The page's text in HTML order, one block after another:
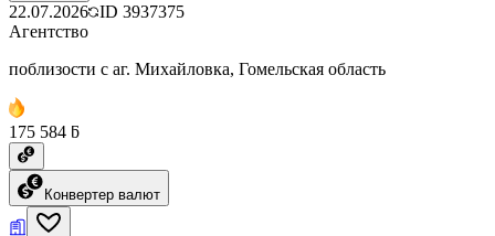
22.07.2026 ID 3937375
Агентство
поблизости с аг. Михайловка, Гомельская область
175 584 ƃ
Конвертер валют